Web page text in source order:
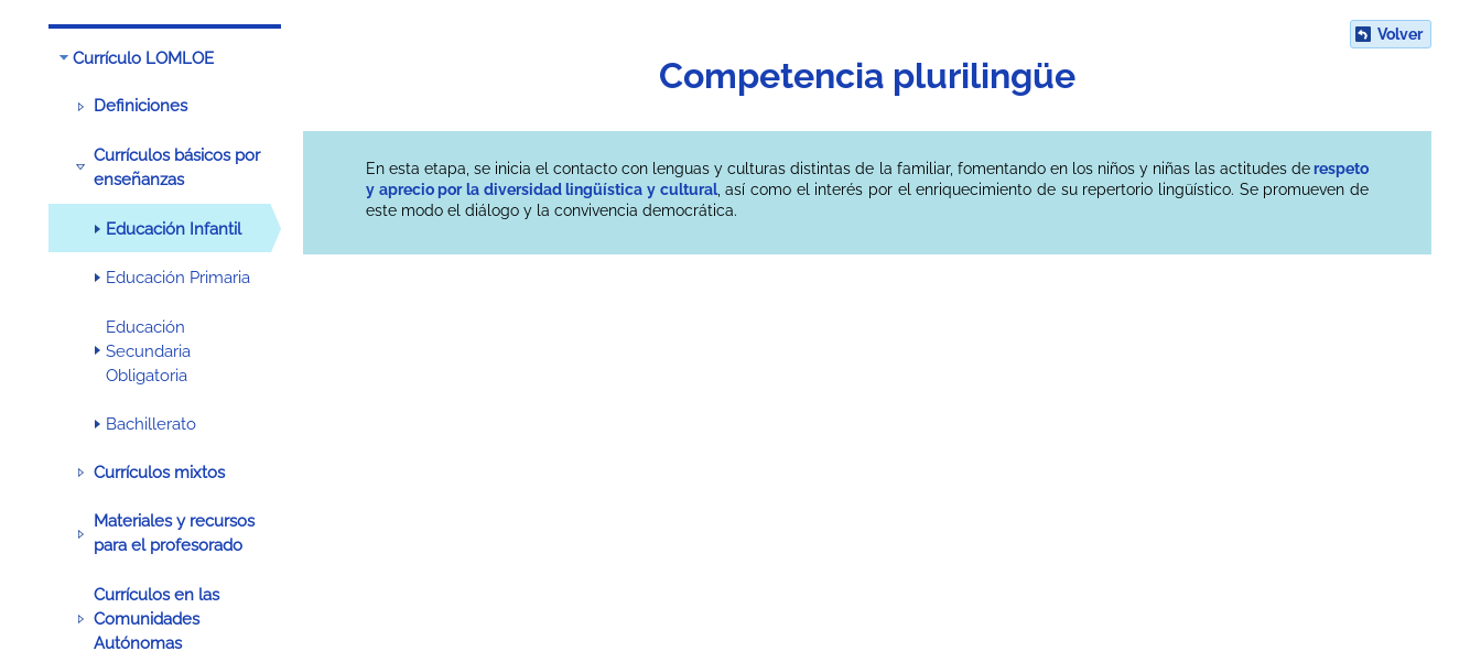
Currículo LOMLOE
Definiciones
Currículos básicos por
enseñanzas
Educación Infantil
Educación Primaria
Educación
Secundaria
Obligatoria
Bachillerato
Currículos mixtos
Materiales y recursos
para el profesorado
Currículos en las
Comunidades
Autónomas
Volver
Competencia plurilingüe
En esta etapa, se inicia el contacto con lenguas y culturas distintas de la familiar, fomentando en los niños y niñas las actitudes derespeto
y aprecio por la diversidad lingüística y cultural, así como el interés por el enriquecimiento de su repertorio lingüístico. Se promueven de
este modo el diálogo y la convivencia democrática.